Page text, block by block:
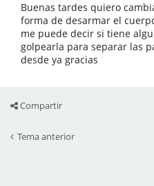
Buenas tardes quiero
forma de desarmar el
me puede decir si tiene
golpearla para separar las
desde ya gracias
Compartir
Tema anterior